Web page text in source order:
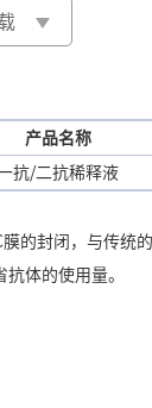
产品名称
抗/二抗稀释液
的封闭，与传统
体的使用量。